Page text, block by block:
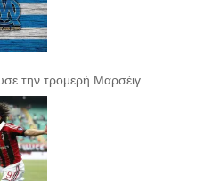
την τρομερή Μαρσέιγ